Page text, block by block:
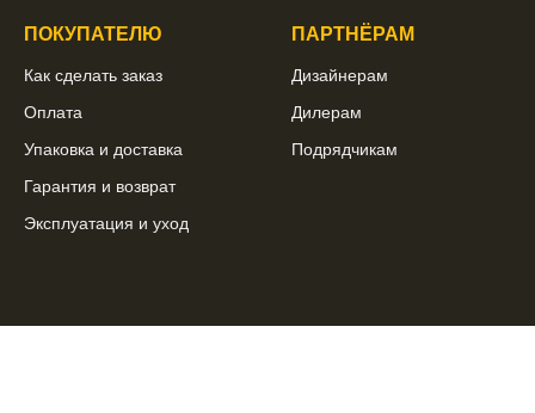
ПОКУПАТЕЛЮ
Как сделать заказ
Оплата
Упаковка и доставка
Гарантия и возврат
Эксплуатация и уход
ПАРТНЁРАМ
Дизайнерам
Дилерам
Подрядчикам